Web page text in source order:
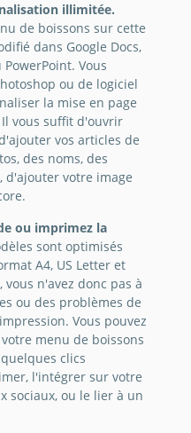
cocktails
pour les cocktails de
avoir un
illimitée.
de boissons sur cette
dans Google Docs,
Vous
ou de logiciel
la mise en page
vous suffit d'ouvrir
vos articles de
des noms, des
d'ajouter votre image
ou imprimez la
sont optimisés
A4, US Letter et
n'avez donc pas à
ou des problèmes de
Vous pouvez
menu de boissons
clics
l'intégrer sur votre
sociaux, ou le lier à un